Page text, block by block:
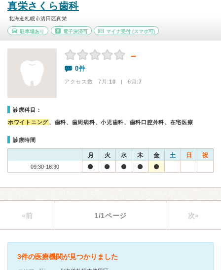
真栄さくら歯科
北海道札幌市清田区真栄
駐車場あり 電子決済可 マイナ受付 (スマホ可)
－
0件
アクセス数 7月:10 | 6月:7
診療科目：
ホワイトニング、歯科、歯周病科、小児歯科、歯科口腔外科、在宅医療
診療時間
月 火 水 木 金 土 日 祝
09:30-18:30
«前 1/1ページ 次»
3件の医療機関が見つかりました